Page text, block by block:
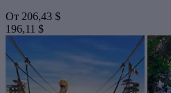
От 206,43 $
196,11 $